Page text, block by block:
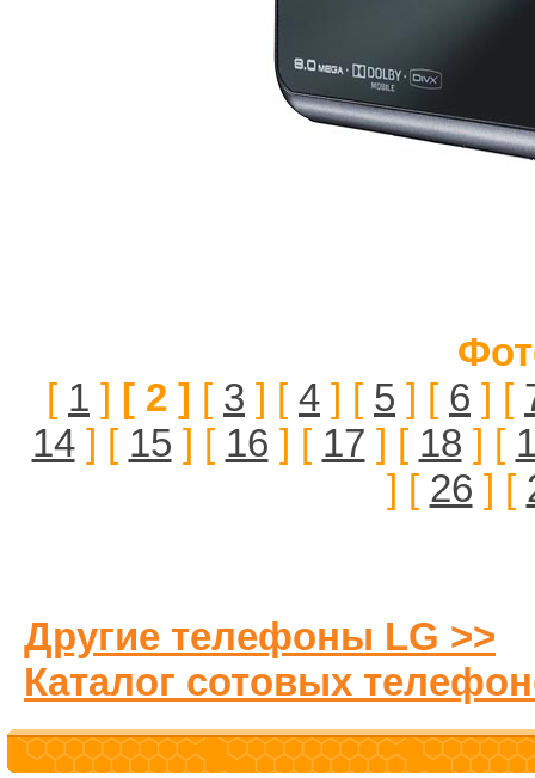
[ 1 ] [ 2 ] [ 3 ] [ 4 ] [ 5 ] [ 6 ] [
14] [ 15 ] [ 16 ] [ 17 ] [ 18 ] [
] [ 26 ] [
Другие телефоны LG >>
Каталог сотовых